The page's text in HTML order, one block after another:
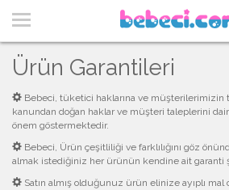
Ürün Garantileri
Bebeci, tüketici haklarına ve müşterilerimizin
kanundan doğan haklar ve müşteri taleplerini
önem göstermektedir.
Bebeci, Ürün çeşitliliği ve farklılığını göz
almak istediğiniz her ürünün kendine ait garanti
Satın almış olduğunuz ürün elinize ayıplı